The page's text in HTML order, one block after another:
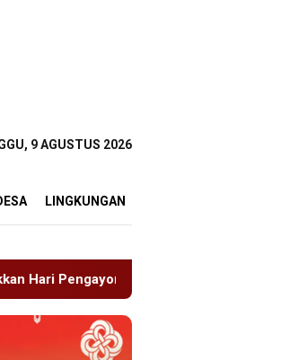
9 AGUSTUS 2026
LINGKUNGAN
Tragedi Proyek Masjid MIN 5 Madiun: